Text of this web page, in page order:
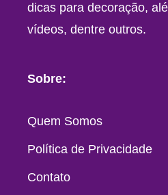
dicas para decoração,
vídeos, dentre outros.
Sobre:
Quem Somos
Política de Privacidade
Contato